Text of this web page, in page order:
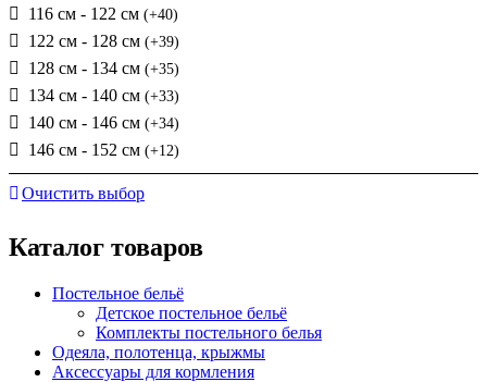
116 см - 122 см (+40)
122 см - 128 см (+39)
128 см - 134 см (+35)
134 см - 140 см (+33)
140 см - 146 см (+34)
146 см - 152 см (+12)
Очистить выбор
Каталог товаров
Постельное бельё
Детское постельное бельё
Комплекты постельного белья
Одеяла, полотенца, крыжмы
Аксессуары для кормления